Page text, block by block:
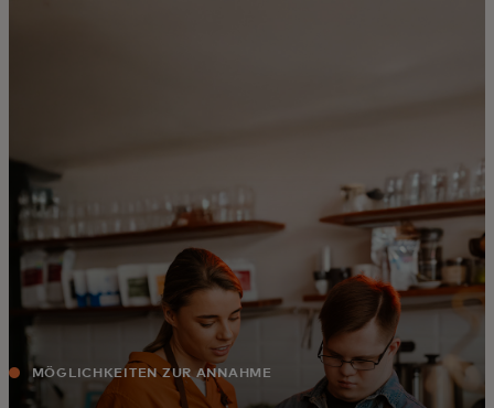
Für die Welt
Für Innovatoren
Neuigkeiten und Trends
MÖGLICHKEITEN ZUR ANNAHME